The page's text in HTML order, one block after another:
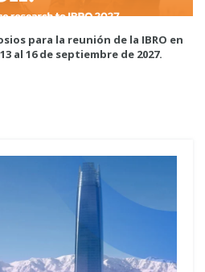
para la reunión de la IBRO en
al 16 de septiembre de 2027.